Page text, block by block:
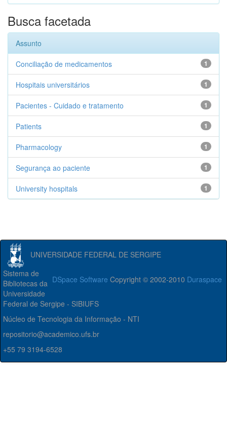
Busca facetada
Assunto
1
Conciliação de medicamentos
1
Hospitais universitários
1
Pacientes - Cuidado e tratamento
1
Patients
1
Pharmacology
1
Segurança ao paciente
1
University hospitals
UNIVERSIDADE FEDERAL DE SERGIPE
DSpace Software Copyright © 2002-2010 Duraspace
Sistema de
Bibliotecas da
Universidade
Federal de Sergipe - SIBIUFS
Núcleo de Tecnologia da Informação - NTI
repositorio@academico.ufs.br
+55 79 3194-6528